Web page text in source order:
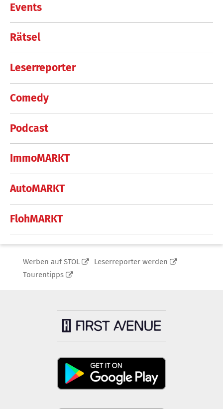
Events
Rätsel
Leserreporter
Comedy
Podcast
ImmoMARKT
AutoMARKT
FlohMARKT
Werben auf STOL
Leserreporter werden
Tourentipps